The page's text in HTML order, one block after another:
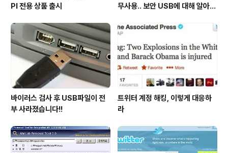
PI 전용 상품 출시
무사용.. 보안 USB에 대해 알아봅
바이러스 검사 후 USB파일이 전
부 사라졌습니다!!
트위터 계정 해킹, 이렇게 대응하
라